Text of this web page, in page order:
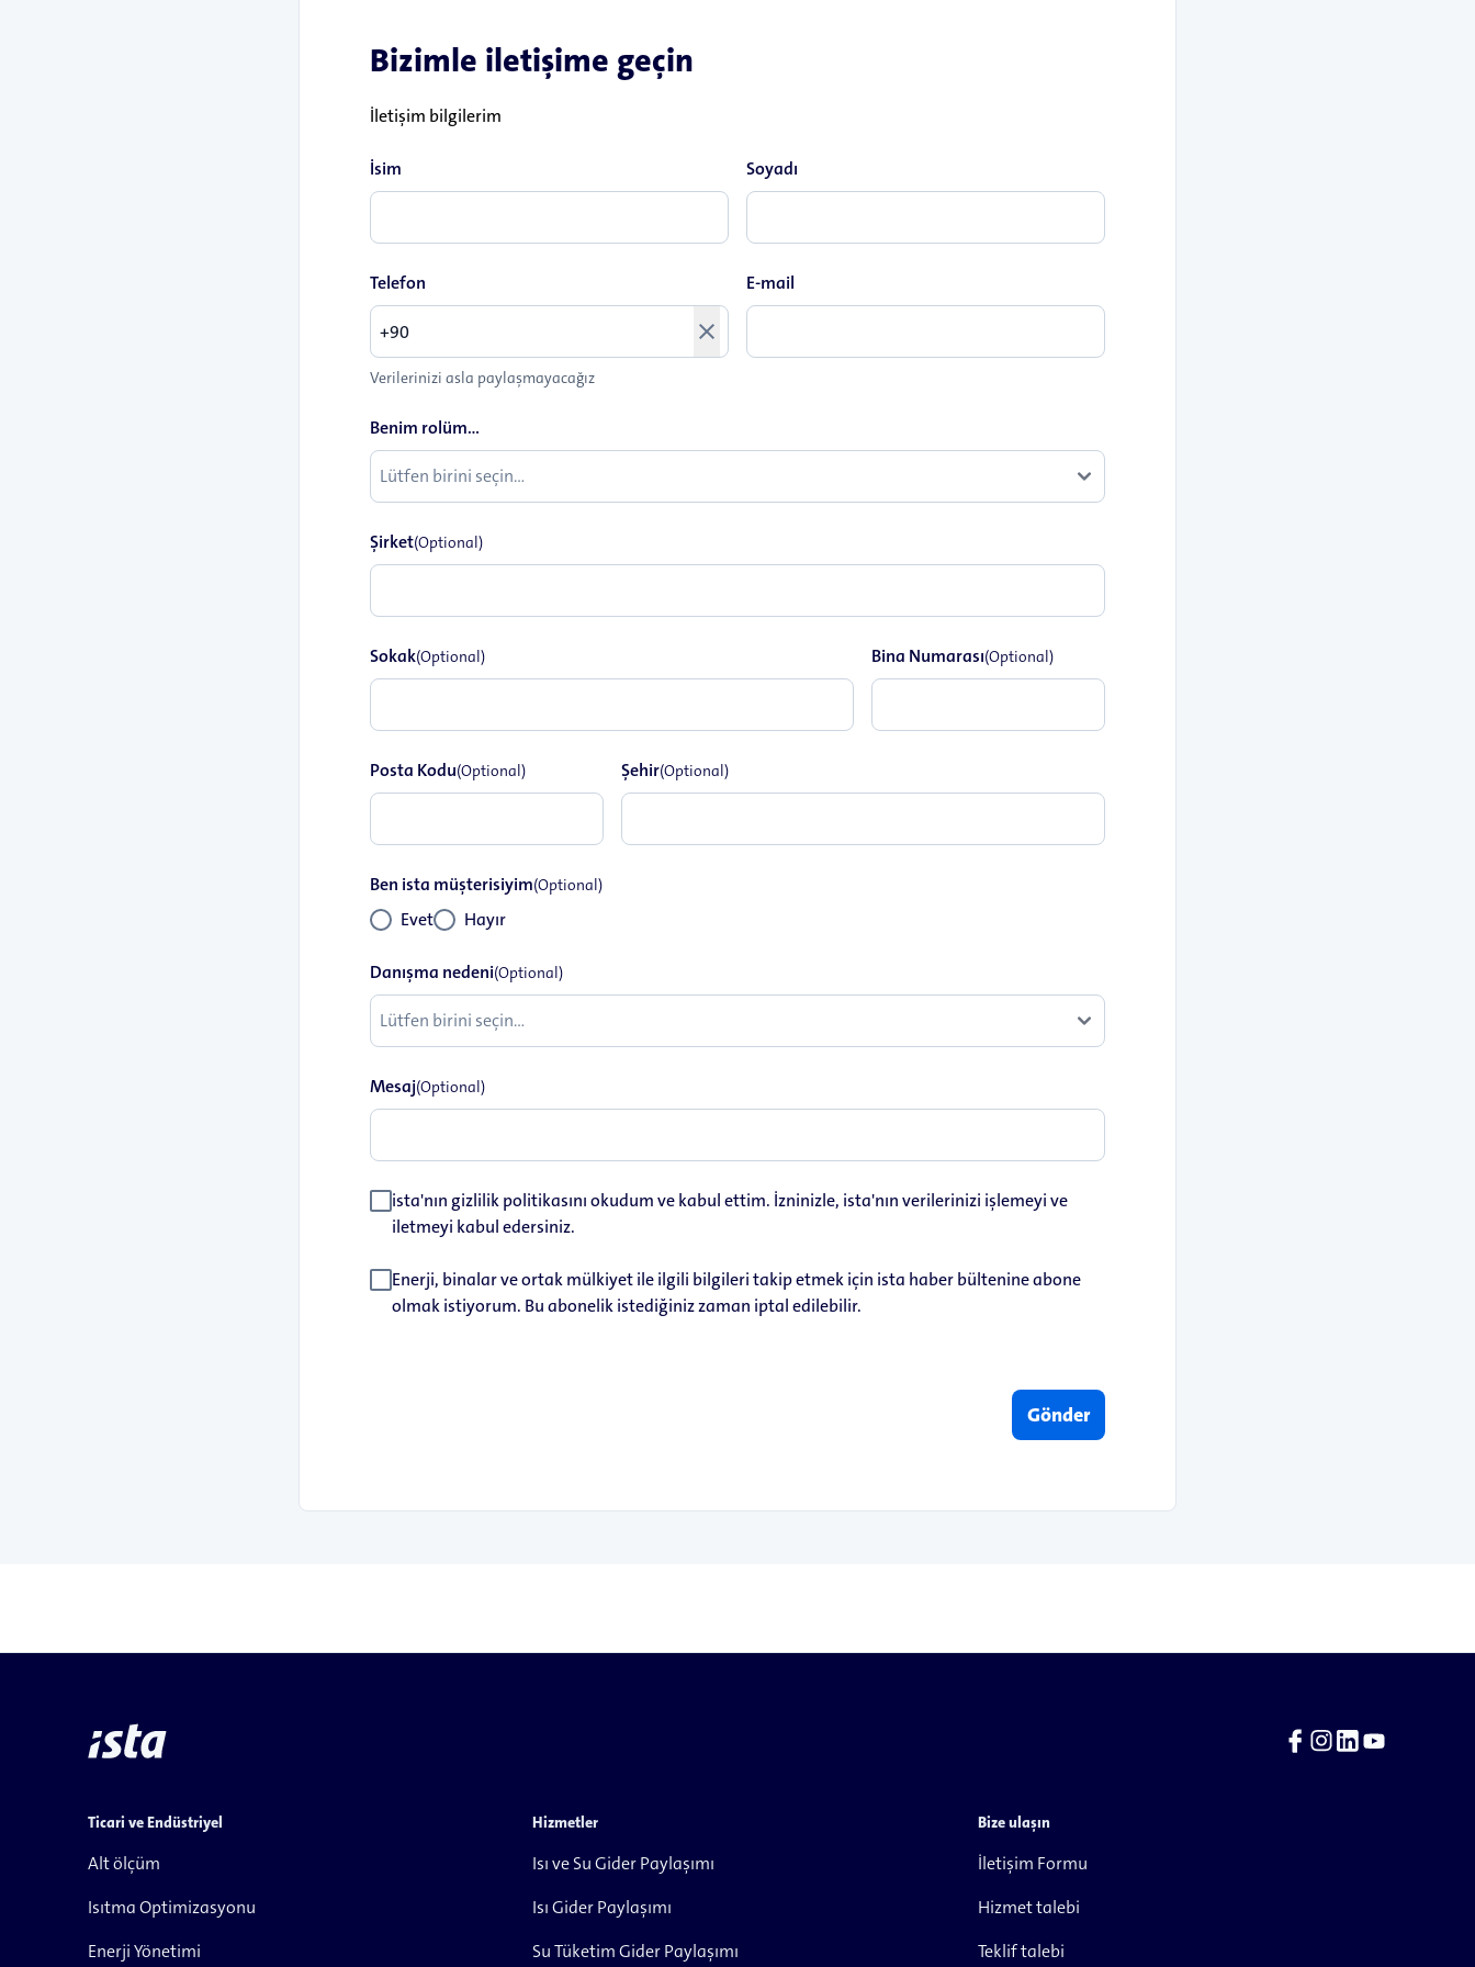
Bizimle iletişime geçin
İletişim bilgilerim
İsim Soyadı
Telefon
close
Verilerinizi asla paylaşmayacağız
E-mail
Benim rolüm...
Şirket(Optional)
Sokak(Optional) Bina Numarası(Optional)
Posta Kodu(Optional) Şehir(Optional)
Ben ista müşterisiyim(Optional)
Evet Hayır
Danışma nedeni(Optional)
Mesaj(Optional)
ista'nın gizlilik politikasını okudum ve kabul ettim. İzninizle, ista'nın verilerinizi işlemeyi ve
iletmeyi kabul edersiniz.
Enerji, binalar ve ortak mülkiyet ile ilgili bilgileri takip etmek için ista haber bültenine abone
olmak istiyorum. Bu abonelik istediğiniz zaman iptal edilebilir.
Gönder
Ticari ve Endüstriyel
Alt ölçüm
Isıtma Optimizasyonu
Enerji Yönetimi
Hizmetler
Isı ve Su Gider Paylaşımı
Isı Gider Paylaşımı
Su Tüketim Gider Paylaşımı
Bize ulaşın
İletişim Formu
Hizmet talebi
Teklif talebi